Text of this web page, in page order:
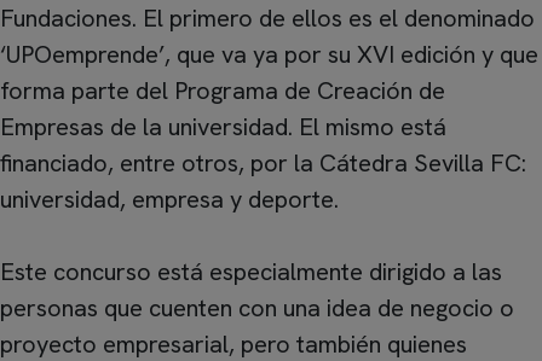
Fundaciones. El primero de ellos es el denominado
‘UPOemprende’, que va ya por su XVI edición y que
forma parte del Programa de Creación de
Empresas de la universidad. El mismo está
financiado, entre otros, por la Cátedra Sevilla FC:
universidad, empresa y deporte.
Este concurso está especialmente dirigido a las
personas que cuenten con una idea de negocio o
proyecto empresarial, pero también quienes